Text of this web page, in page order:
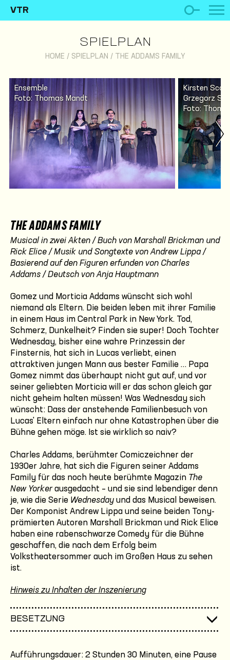
VTR
SPIELPLAN
HOME / SPIELPLAN / THE ADDAMS FAMILY
Ensemble
Foto: Thomas Mandt
Kirsten
Grzegorz
Foto:
THE ADDAMS FAMILY
Musical in zwei Akten / Buch von Marshall Brickman und
Rick Elice / Musik und Songtexte von Andrew Lippa /
Basierend auf den Figuren erfunden von Charles
Addams / Deutsch von Anja Hauptmann
Gomez und Morticia Addams wünscht sich wohl
niemand als Eltern. Die beiden leben mit ihrer Familie
in einem Haus im Central Park in New York. Tod,
Schmerz, Dunkelheit? Finden sie super! Doch Tochter
Wednesday, bisher eine wahre Prinzessin der
Finsternis, hat sich in Lucas verliebt, einen
attraktiven jungen Mann aus bester Familie … Papa
Gomez nimmt das überhaupt nicht gut auf, und vor
seiner geliebten Morticia will er das schon gleich gar
nicht geheim halten müssen! Was Wednesday sich
wünscht: Dass der anstehende Familienbesuch von
Lucas' Eltern einfach nur ohne Katastrophen über die
Bühne gehen möge. Ist sie wirklich so naiv?
Charles Addams, berühmter Comiczeichner der
1930er Jahre, hat sich die Figuren seiner Addams
Family für das noch heute berühmte Magazin The
New Yorkerausgedacht – und sie sind lebendiger denn
je, wie die Serie Wednesday und das Musical beweisen.
Der Komponist Andrew Lippa und seine beiden Tony-
prämierten Autoren Marshall Brickman und Rick Elice
haben eine rabenschwarze Comedy für die Bühne
geschaffen, die nach dem Erfolg beim
Volkstheatersommer auch im Großen Haus zu sehen
ist.
Hinweis zu Inhalten der Inszenierung
BESETZUNG
Aufführungsdauer: 2 Stunden 30 Minuten, eine Pause